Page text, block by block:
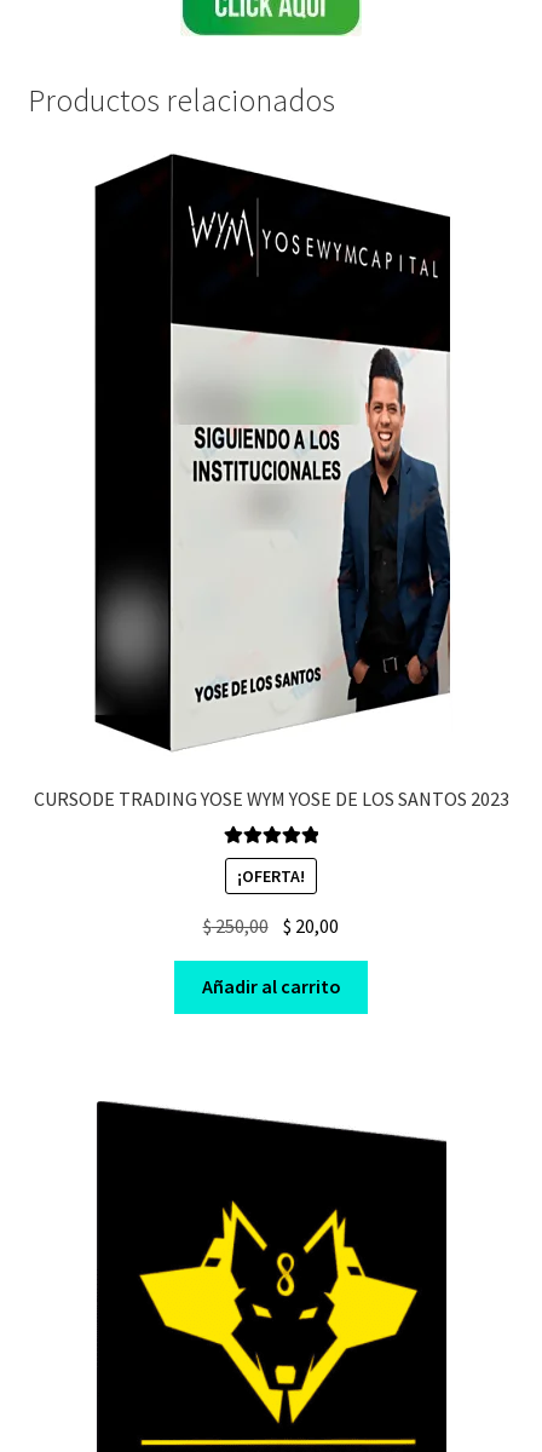
Productos relacionados
CURSODE TRADING YOSE WYM YOSE DE LOS SANTOS 2023
Valorado en
5.00de 5
¡OFERTA!
$250,00 Original
was:
$ 250,00.
$ 20,00
is:
$ 20,00.
Añadir al carrito